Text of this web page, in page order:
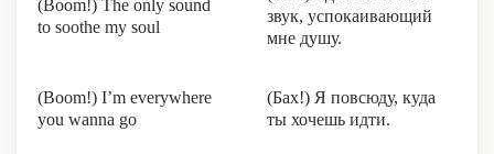
(Boom!) The only sound
to soothe my soul
звук, успокаивающий
мне душу.
(Boom!) I’m everywhere
you wanna go
(Бах!) Я повсюду, куда
ты хочешь идти.